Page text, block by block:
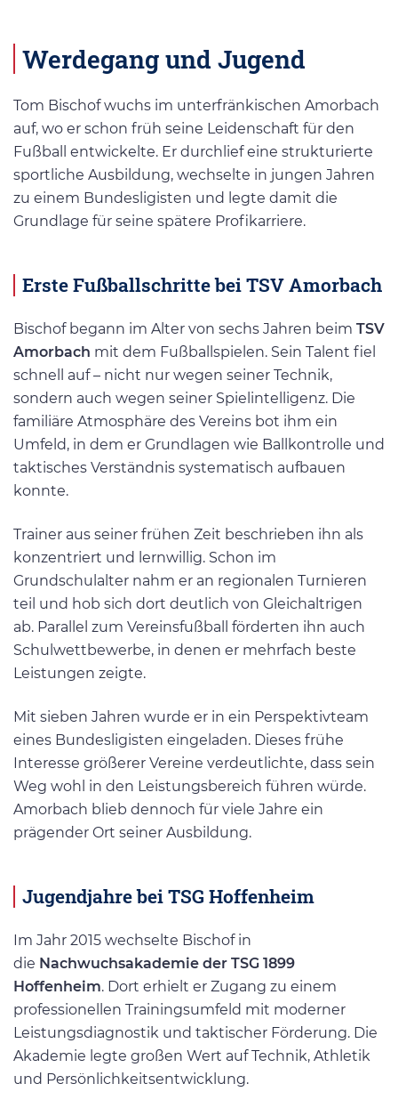
Werdegang und Jugend
Tom Bischof wuchs im unterfränkischen Amorbach
auf, wo er schon früh seine Leidenschaft für den
Fußball entwickelte. Er durchlief eine strukturierte
sportliche Ausbildung, wechselte in jungen Jahren
zu einem Bundesligisten und legte damit die
Grundlage für seine spätere Profikarriere.
Erste Fußballschritte bei TSV Amorbach
Bischof begann im Alter von sechs Jahren beim TSV
Amorbach mit dem Fußballspielen. Sein Talent fiel
schnell auf – nicht nur wegen seiner Technik,
sondern auch wegen seiner Spielintelligenz. Die
familiäre Atmosphäre des Vereins bot ihm ein
Umfeld, in dem er Grundlagen wie Ballkontrolle und
taktisches Verständnis systematisch aufbauen
konnte.
Trainer aus seiner frühen Zeit beschrieben ihn als
konzentriert und lernwillig. Schon im
Grundschulalter nahm er an regionalen Turnieren
teil und hob sich dort deutlich von Gleichaltrigen
ab. Parallel zum Vereinsfußball förderten ihn auch
Schulwettbewerbe, in denen er mehrfach beste
Leistungen zeigte.
Mit sieben Jahren wurde er in ein Perspektivteam
eines Bundesligisten eingeladen. Dieses frühe
Interesse größerer Vereine verdeutlichte, dass sein
Weg wohl in den Leistungsbereich führen würde.
Amorbach blieb dennoch für viele Jahre ein
prägender Ort seiner Ausbildung.
Jugendjahre bei TSG Hoffenheim
Im Jahr 2015 wechselte Bischof in
die Nachwuchsakademie der TSG 1899
Hoffenheim. Dort erhielt er Zugang zu einem
professionellen Trainingsumfeld mit moderner
Leistungsdiagnostik und taktischer Förderung. Die
Akademie legte großen Wert auf Technik, Athletik
und Persönlichkeitsentwicklung.